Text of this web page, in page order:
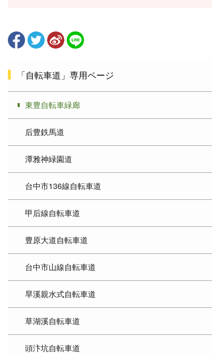
「自転車道」専用ページ
東豊自転車緑廊
后豊鉄馬道
潭雅神緑園道
台中市136線自転車道
甲后線自転車道
豊原大道自転車道
台中市山線自転車道
旱溪親水式自転車道
草湖溪自転車道
頭汴坑自転車道